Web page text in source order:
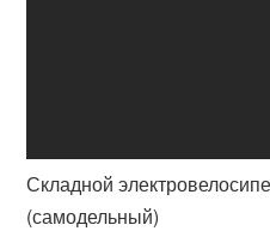
Складной
(самодельный)